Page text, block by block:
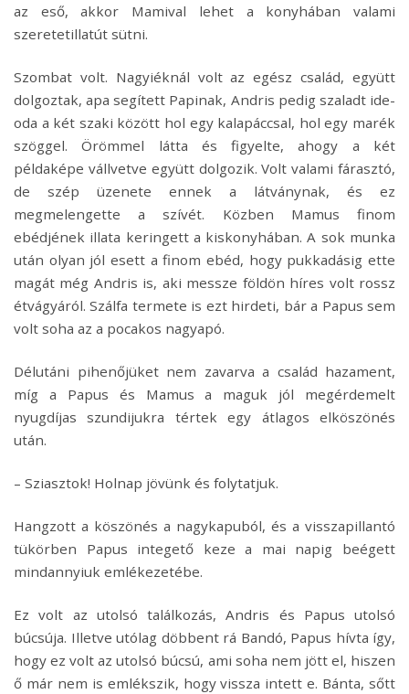
az eső, akkor Mamival lehet a konyhában valami
szeretetillatút sütni.
Szombat volt. Nagyiéknál volt az egész család, együtt
dolgoztak, apa segített Papinak, Andris pedig szaladt ide-
oda a két szaki között hol egy kalapáccsal, hol egy marék
szöggel. Örömmel látta és figyelte, ahogy a két
példaképe vállvetve együtt dolgozik. Volt valami fárasztó,
de szép üzenete ennek a látványnak, és ez
megmelengette a szívét. Közben Mamus finom
ebédjének illata keringett a kiskonyhában. A sok munka
után olyan jól esett a finom ebéd, hogy pukkadásig ette
magát még Andris is, aki messze földön híres volt rossz
étvágyáról. Szálfa termete is ezt hirdeti, bár a Papus sem
volt soha az a pocakos nagyapó.
Délutáni pihenőjüket nem zavarva a család hazament,
míg a Papus és Mamus a maguk jól megérdemelt
nyugdíjas szundijukra tértek egy átlagos elköszönés
után.
– Sziasztok! Holnap jövünk és folytatjuk.
Hangzott a köszönés a nagykapuból, és a visszapillantó
tükörben Papus integető keze a mai napig beégett
mindannyiuk emlékezetébe.
Ez volt az utolsó találkozás, Andris és Papus utolsó
búcsúja. Illetve utólag döbbent rá Bandó, Papus hívta így,
hogy ez volt az utolsó búcsú, ami soha nem jött el, hiszen
ő már nem is emlékszik, hogy vissza intett e. Bánta, sőtt